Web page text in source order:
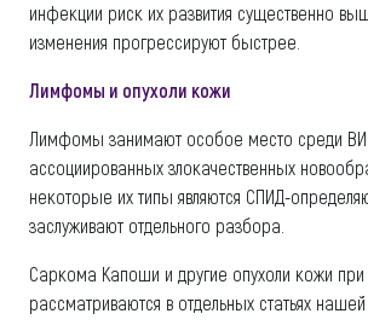
инфекции риск их развития существенно
изменения прогрессируют быстрее.
Лимфомы и опухоли кожи
Лимфомы занимают особое место среди
ассоциированных злокачественных
некоторые их типы являются СПИД-
заслуживают отдельного разбора.
Саркома Капоши и другие опухоли кожи
рассматриваются в отдельных статьях нашей